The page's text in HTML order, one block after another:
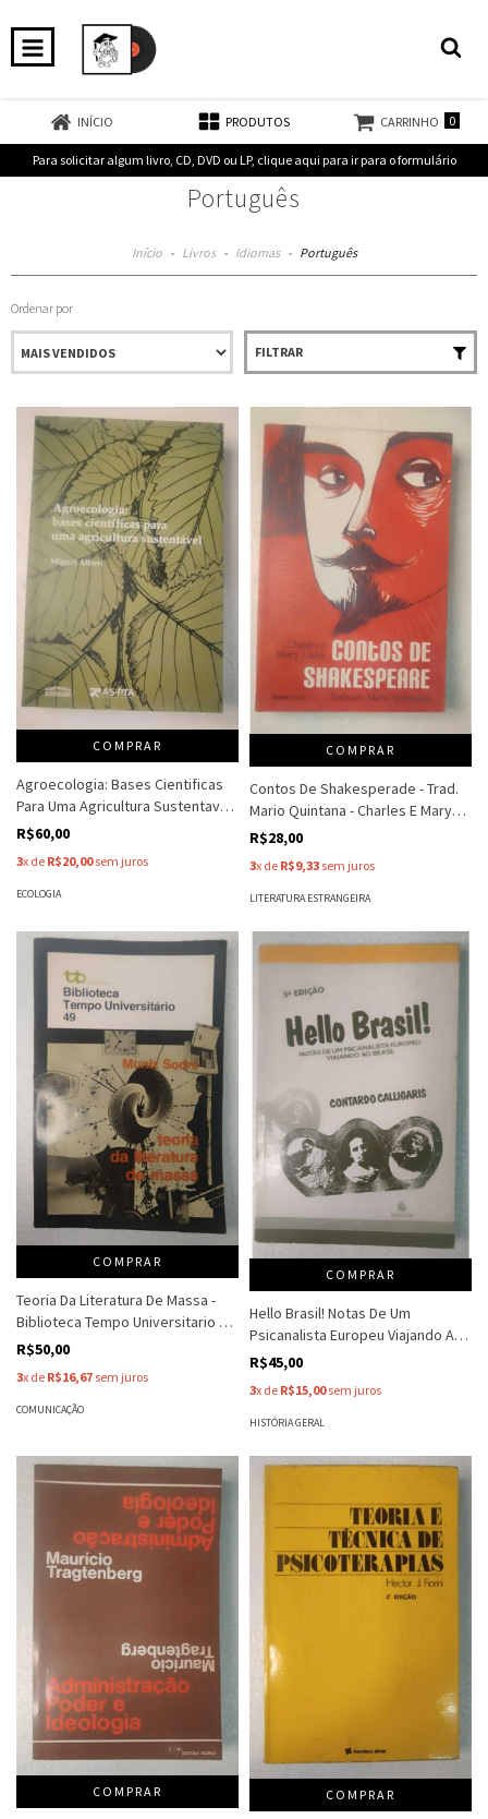
INÍCIO PRODUTOS CARRINHO 0
Para solicitar algum livro, CD, DVD ou LP, clique aqui para ir para o formulário
Português
Início - Livros - Idiomas - Português
Ordenar por
FILTRAR
COMPRAR
Agroecologia: Bases Cientificas
Para Uma Agricultura Sustentavel
- Miguel Altieri
R$60,00
3x de R$20,00sem juros
ECOLOGIA
COMPRAR
Contos De Shakesperade - Trad.
Mario Quintana - Charles E Mary
Lamb
R$28,00
3x de R$9,33 sem juros
LITERATURA ESTRANGEIRA
COMPRAR
Teoria Da Literatura De Massa -
Biblioteca Tempo Universitario 49
- Muniz Sodre
R$50,00
3x de R$16,67 sem juros
COMUNICAÇÃO
COMPRAR
Hello Brasil! Notas De Um
Psicanalista Europeu Viajando Ao
Brasil - Contardo Calligaris
R$45,00
3x de R$15,00sem juros
HISTÓRIA GERAL
COMPRAR COMPRAR